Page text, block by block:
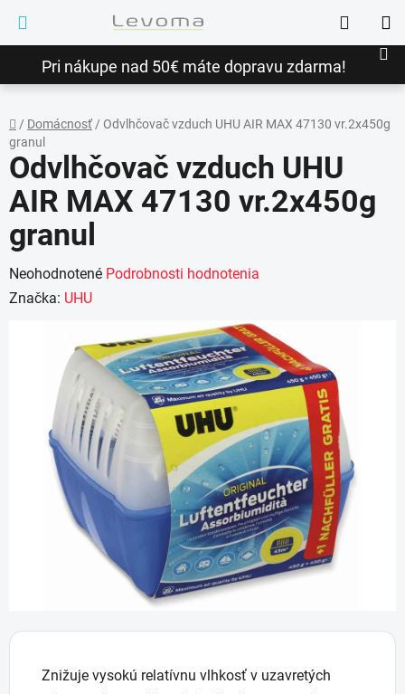
obsah
Pri nákupe nad 50€ máte dopravu zdarma!
Hľadať
Domov
/ Domácnosť/ Odvlhčovač vzduch UHU AIR MAX 47130 vr.2x450g
granul
Znižuje vysokú relatívnu vlhkosť v uzavretých
Odvlhčovač vzduch UHU
AIR MAX 47130 vr.2x450g
granul
Priemerné
hodnotenie
hviezdičiek.
Neohodnotené Podrobnosti hodnotenia
Značka: UHU